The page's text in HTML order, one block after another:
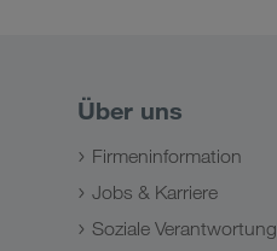
Über uns
Firmeninformation
Jobs & Karriere
Soziale Verantwortung